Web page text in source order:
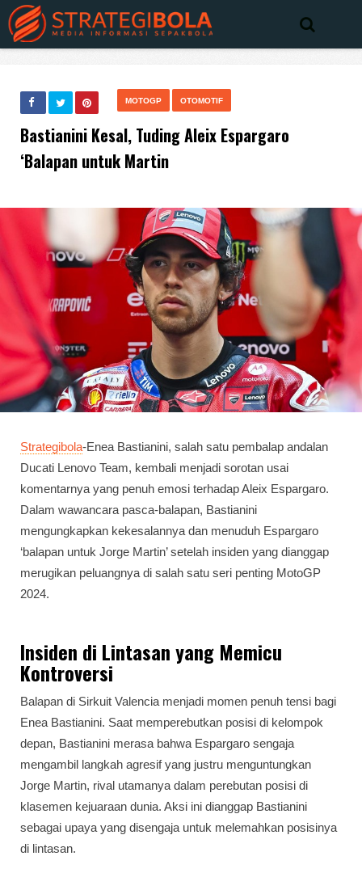
MOTOGP OTOMOTIF
Bastianini Kesal, Tuding Aleix Espargaro
‘Balapan untuk Martin
Strategibola-Enea Bastianini, salah satu pembalap andalan
Ducati Lenovo Team, kembali menjadi sorotan usai
komentarnya yang penuh emosi terhadap Aleix Espargaro.
Dalam wawancara pasca-balapan, Bastianini
mengungkapkan kekesalannya dan menuduh Espargaro
‘balapan untuk Jorge Martin’ setelah insiden yang dianggap
merugikan peluangnya di salah satu seri penting MotoGP
2024.
Insiden di Lintasan yang Memicu
Kontroversi
Balapan di Sirkuit Valencia menjadi momen penuh tensi bagi
Enea Bastianini. Saat memperebutkan posisi di kelompok
depan, Bastianini merasa bahwa Espargaro sengaja
mengambil langkah agresif yang justru menguntungkan
Jorge Martin, rival utamanya dalam perebutan posisi di
klasemen kejuaraan dunia. Aksi ini dianggap Bastianini
sebagai upaya yang disengaja untuk melemahkan posisinya
di lintasan.